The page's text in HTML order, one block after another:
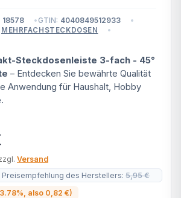
18578 GTIN: 4040849512933
MEHRFACHSTECKDOSEN
Steckdosenleiste 3-fach - 45°
– Entdecken Sie bewährte Qualität
Anwendung für Haushalt, Hobby
Versand
Preisempfehlung des Herstellers: 5,95 €
, also 0,82 €)